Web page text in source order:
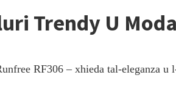
Trendy U Moda
RF306 – xhieda tal-eleganza